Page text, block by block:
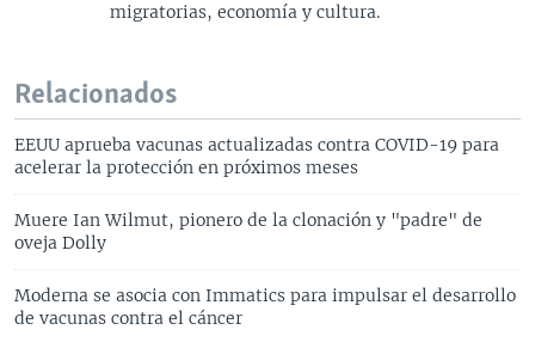
migratorias, economía y cultura.
Relacionados
EEUU aprueba vacunas actualizadas contra COVID-19 para
acelerar la protección en próximos meses
Muere Ian Wilmut, pionero de la clonación y "padre" de
oveja Dolly
Moderna se asocia con Immatics para impulsar el desarrollo
de vacunas contra el cáncer